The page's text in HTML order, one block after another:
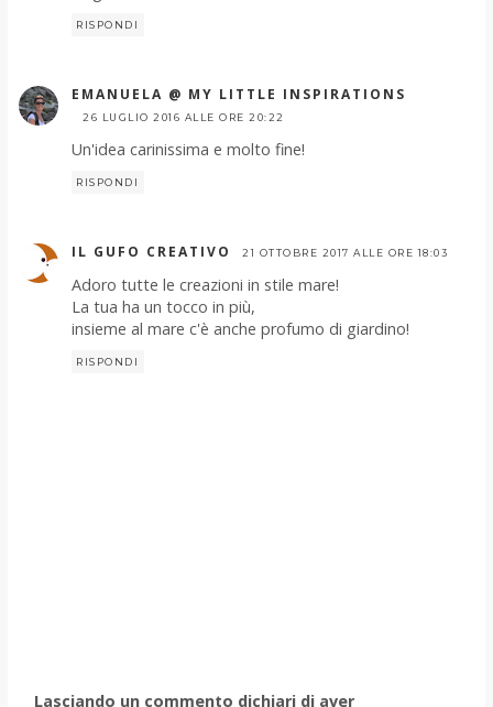
RISPONDI
EMANUELA @ MY LITTLE INSPIRATIONS
26 LUGLIO 2016 ALLE ORE 20:22
Un'idea carinissima e molto fine!
RISPONDI
IL GUFO CREATIVO 21 OTTOBRE 2017 ALLE ORE 18:03
Adoro tutte le creazioni in stile mare!
La tua ha un tocco in più,
insieme al mare c'è anche profumo di giardino!
RISPONDI
Lasciando un commento dichiari di aver